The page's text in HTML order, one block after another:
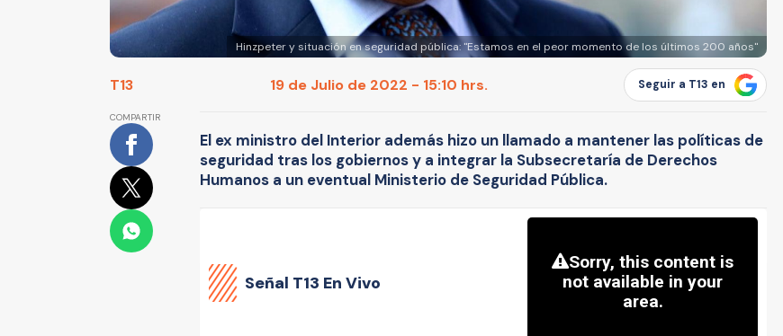
Hinzpeter y situación en seguridad pública: "Estamos en el peor momento de los últimos 200 años"
T13 19 de Julio de 2022 - 15:10 hrs. Seguir a T13 en
COMPARTIR
El ex ministro del Interior además hizo un llamado a mantener las políticas de
seguridad tras los gobiernos y a integrar la Subsecretaría de Derechos
Humanos a un eventual Ministerio de Seguridad Pública.
Señal T13 En Vivo